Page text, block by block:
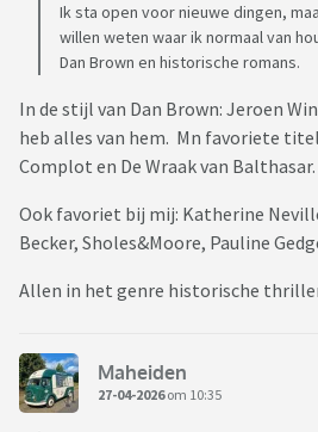
Ik sta open voor nieuwe dingen,
willen weten waar ik normaal van
Dan Brown en historische romans.
In de stijl van Dan Brown: Jeroen
heb alles van hem. Mn favoriete
Complot en De Wraak van Balthasar.
Ook favoriet bij mij: Katherine
Becker, Sholes&Moore, Pauline
Allen in het genre historische
Maheiden
27-04-2026om 10:35